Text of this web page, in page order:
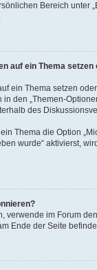
Bereich unter
auf ein Thema setzen
ein Thema setzen
den „Themen-
des
Thema die Option
wurde“ aktivierst,
verwende im Forum
Ende der Seite